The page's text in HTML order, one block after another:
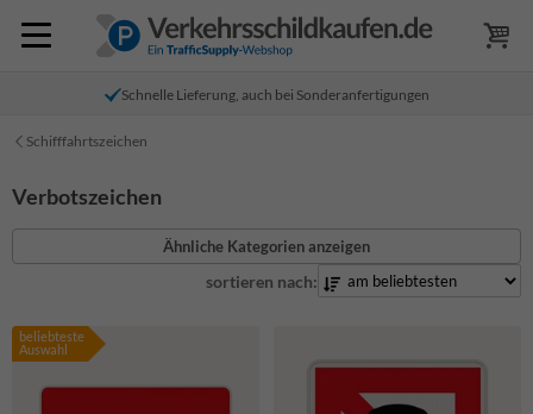
Schnelle Lieferung, auch bei Sonderanfertigungen
Schifffahrtszeichen
Verbotszeichen
Ähnliche Kategorien anzeigen
sortieren nach:
beliebteste
Auswahl